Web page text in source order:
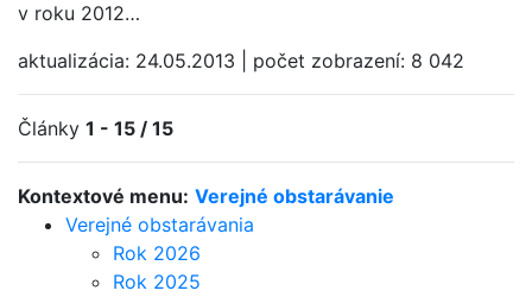
Kontextové menu: Verejné obstarávanie
Verejné obstarávania
Rok 2026
Rok 2025
v roku 2012…
aktualizácia: 24.05.2013 počet zobrazení: 8 042
Články 1 - 15 / 15